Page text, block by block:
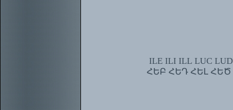
ILE ILI ILL LUC LUD
ՀԵԲ ՀԵԴ ՀԵԼ ՀԵԾ